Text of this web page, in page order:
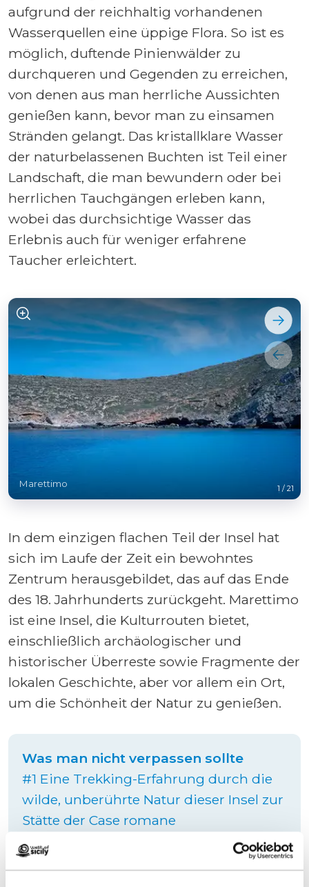
aufgrund der reichhaltig vorhandenen
Wasserquellen eine üppige Flora. So ist es
möglich, duftende Pinienwälder zu
durchqueren und Gegenden zu erreichen,
von denen aus man herrliche Aussichten
genießen kann, bevor man zu einsamen
Stränden gelangt. Das kristallklare Wasser
der naturbelassenen Buchten ist Teil einer
Landschaft, die man bewundern oder bei
herrlichen Tauchgängen erleben kann,
wobei das durchsichtige Wasser das
Erlebnis auch für weniger erfahrene
Taucher erleichtert.
Marettimo 1 / 21
In dem einzigen flachen Teil der Insel hat
sich im Laufe der Zeit ein bewohntes
Zentrum herausgebildet, das auf das Ende
des 18. Jahrhunderts zurückgeht. Marettimo
ist eine Insel, die Kulturrouten bietet,
einschließlich archäologischer und
historischer Überreste sowie Fragmente der
lokalen Geschichte, aber vor allem ein Ort,
um die Schönheit der Natur zu genießen.
Was man nicht verpassen sollte
#1 Eine Trekking-Erfahrung durch die
wilde, unberührte Natur dieser Insel zur
Stätte der Case romane